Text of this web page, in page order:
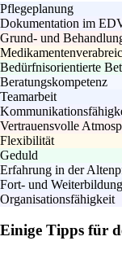
Pflegeplanung
Dokumentation im
Grund- und
Bedürfnisorientierte
Beratungskompetenz
Teamarbeit
Vertrauensvolle
Flexibilität
Geduld
Erfahrung in der
Fort- und Weiterbildung
Organisationsfähigkeit
Einige Tipps für